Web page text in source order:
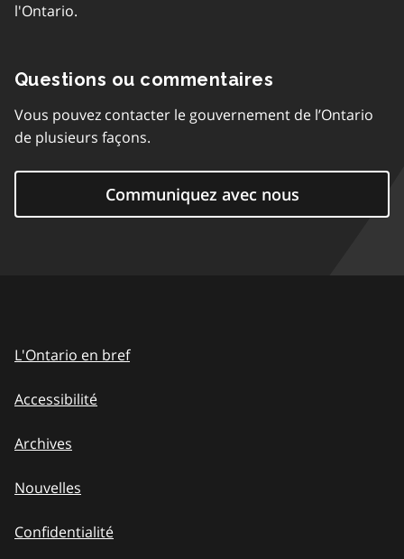
l'Ontario.
Questions ou commentaires
Vous pouvez contacter le gouvernement de l’Ontario
de plusieurs façons.
Communiquez avec nous
L'Ontario en bref
Accessibilité
Archives
Nouvelles
Confidentialité